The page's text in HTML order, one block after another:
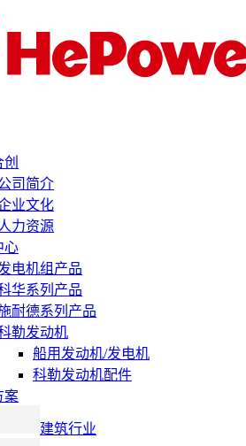
司简介
业文化
人力资源
心
电机组产品
华系列产品
耐德系列产品
勒发动机
船用发动机/发电机
科勒发动机配件
案
建筑行业